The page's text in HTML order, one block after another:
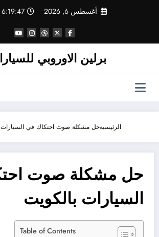
أغسطس 6, 2026 6:19:47 PM
برلين الاوروبي
الرئيسيةحل مشكلة صوت احتكاك في السيارات
حل مشكلة صوت
السيارات بالكويت
Table of Contents